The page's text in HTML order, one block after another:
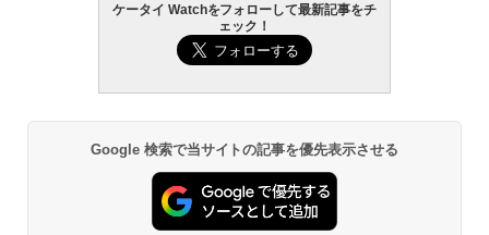
ケータイ Watchをフォローして最新記事をチ
ェック！
Google 検索で当サイトの記事を優先表示させる